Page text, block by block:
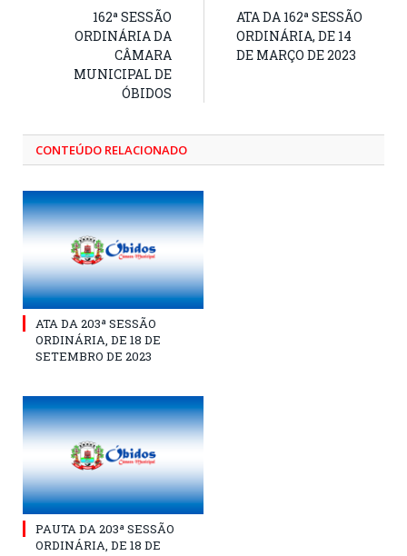
162ª SESSÃO
ORDINÁRIA DA
CÂMARA
MUNICIPAL DE
ÓBIDOS
ATA DA 162ª SESSÃO
ORDINÁRIA, DE 14
DE MARÇO DE 2023
CONTEÚDO RELACIONADO
ATA DA 203ª SESSÃO
ORDINÁRIA, DE 18 DE
SETEMBRO DE 2023
PAUTA DA 203ª SESSÃO
ORDINÁRIA, DE 18 DE